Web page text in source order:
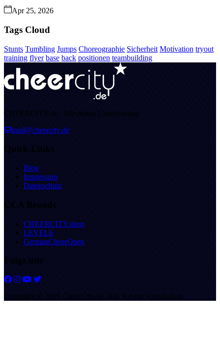
Apr 25, 2026
Tags Cloud
Stunts Tumbling Jumps Choreographie Sicherheit Motivation tryout
training flyer base back positionen teambuilding
CHEERCITY.de - Wir lieben Cheerleading
mail@cheercity.de
Quick Links
Blog
Impressum
Datenschutz
CCA Brands
CHEERCITY.shop
LEVEL6
GermanCheerOpen
Folge uns
Copyright © 2026 CheerCity.de. Alle Rechte vorbehalten.